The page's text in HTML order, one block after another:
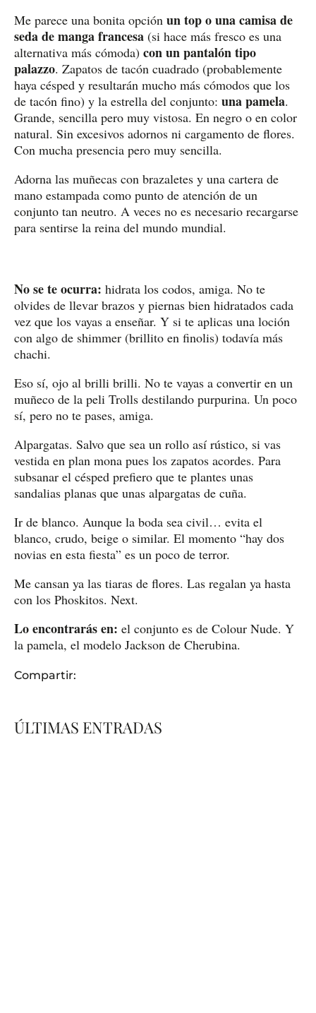
Me parece una bonita opción un top o una camisa de
seda de manga francesa (si hace más fresco es una
alternativa más cómoda) con un pantalón tipo
palazzo. Zapatos de tacón cuadrado (probablemente
haya césped y resultarán mucho más cómodos que los
de tacón fino) y la estrella del conjunto: una pamela.
Grande, sencilla pero muy vistosa. En negro o en color
natural. Sin excesivos adornos ni cargamento de flores.
Con mucha presencia pero muy sencilla.
Adorna las muñecas con brazaletes y una cartera de
mano estampada como punto de atención de un
conjunto tan neutro. A veces no es necesario recargarse
para sentirse la reina del mundo mundial.
No se te ocurra: hidrata los codos, amiga. No te
olvides de llevar brazos y piernas bien hidratados cada
vez que los vayas a enseñar. Y si te aplicas una loción
con algo de shimmer (brillito en finolis) todavía más
chachi.
Eso sí, ojo al brilli brilli. No te vayas a convertir en un
muñeco de la peli Trolls destilando purpurina. Un poco
sí, pero no te pases, amiga.
Alpargatas. Salvo que sea un rollo así rústico, si vas
vestida en plan mona pues los zapatos acordes. Para
subsanar el césped prefiero que te plantes unas
sandalias planas que unas alpargatas de cuña.
Ir de blanco. Aunque la boda sea civil… evita el
blanco, crudo, beige o similar. El momento “hay dos
novias en esta fiesta” es un poco de terror.
Me cansan ya las tiaras de flores. Las regalan ya hasta
con los Phoskitos. Next.
Lo encontrarás en: el conjunto es de Colour Nude. Y
la pamela, el modelo Jackson de Cherubina.
Compartir:
ÚLTIMAS ENTRADAS